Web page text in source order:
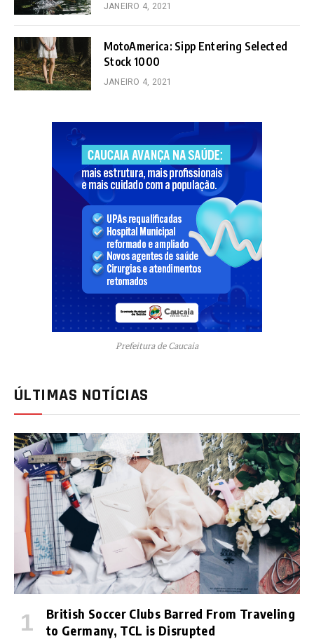
JANEIRO 4, 2021
MotoAmerica: Sipp Entering Selected
Stock 1000
JANEIRO 4, 2021
Prefeitura de Caucaia
ÚLTIMAS NOTÍCIAS
British Soccer Clubs Barred From Traveling
to Germany, TCL is Disrupted